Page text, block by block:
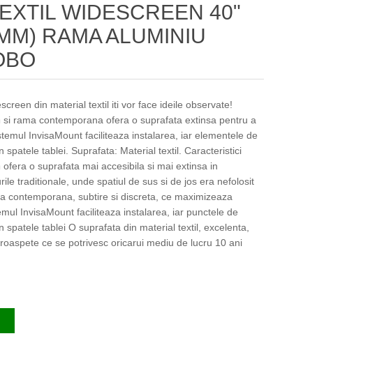
WIDESCREEN 40"
RAMA ALUMINIU
din material textil iti vor face ideile observate!
si rama contemporana ofera o suprafata extinsa pentru a
InvisaMount faciliteaza instalarea, iar elementele de
spatele tablei. Suprafata: Material textil. Caracteristici
o suprafata mai accesibila si mai extinsa in
traditionale, unde spatiul de sus si de jos era nefolosit
contemporana, subtire si discreta, ce maximizeaza
InvisaMount faciliteaza instalarea, iar punctele de
spatele tablei O suprafata din material textil, excelenta,
ce se potrivesc oricarui mediu de lucru 10 ani